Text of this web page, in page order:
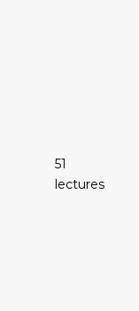
51
lectures